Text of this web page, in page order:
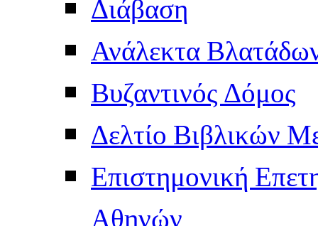
Ανάλεκτα
Βυζαντινός Δόμος
Δελτίο Βιβλικών
Επιστημονική